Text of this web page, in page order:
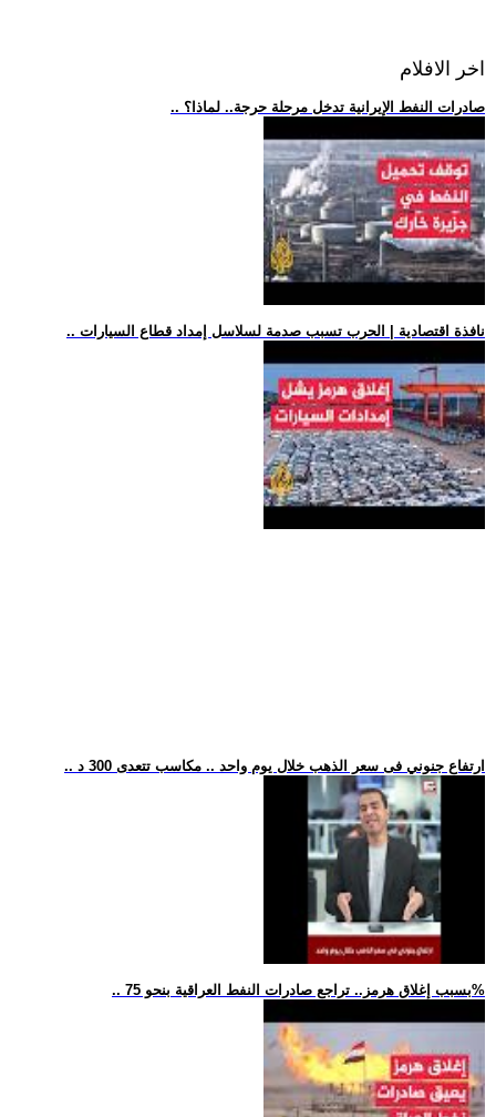
اخر الافلام
.. صادرات النفط الإيرانية تدخل مرحلة حرجة.. لماذا؟
.. نافذة اقتصادية | الحرب تسبب صدمة لسلاسل إمداد قطاع السيارات
.. ارتفاع جنوني فى سعر الذهب خلال يوم واحد .. مكاسب تتعدى 300 د
.. بسبب إغلاق هرمز.. تراجع صادرات النفط العراقية بنحو 75%